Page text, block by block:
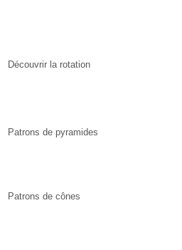
Découvrir la rotation
Patrons de pyramides
Patrons de cônes